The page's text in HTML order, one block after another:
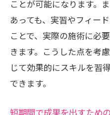
ことが可能になります。
あっても、実習やフィー
ことで、実際の施術に必
きます。こうした点を考
じて効果的にスキルを習
できます。
短期間で成果を出すため